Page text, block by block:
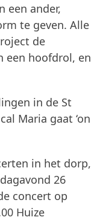
een ander,
te geven. Alle
de
een hoofdrol, en
in de St
Maria gaat ‘on
in het dorp,
26
concert op
Huize